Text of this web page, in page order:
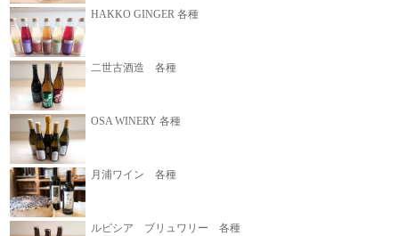
HAKKO GINGER 各種
二世古酒造 各種
OSA WINERY 各種
月浦ワイン 各種
ルピシア ブリュワリー 各種